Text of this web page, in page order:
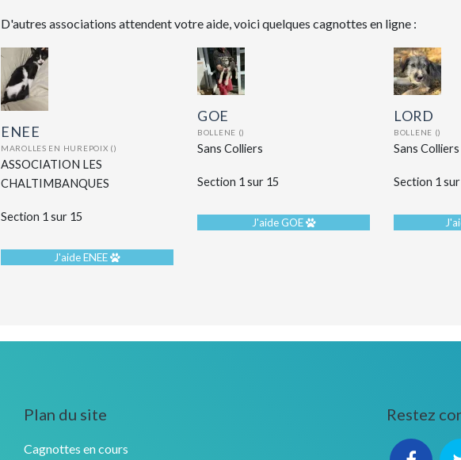
D'autres associations attendent votre aide, voici quelques cagnottes en ligne :
ENEE
MAROLLES EN HUREPOIX ()
ASSOCIATION LES
CHALTIMBANQUES
Section 1 sur 15
J'aide ENEE
GOE
BOLLENE ()
Sans Colliers
Section 1 sur 15
J'aide GOE
LORD
BOLLENE ()
Sans Colliers
Section 1
Plan du site
Cagnottes en cours
Restez